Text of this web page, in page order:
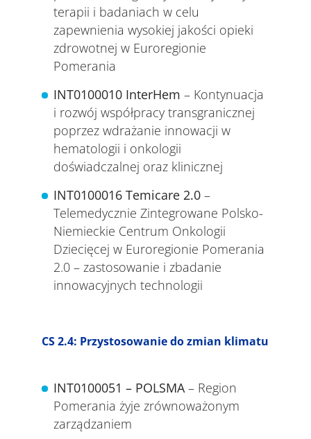
terapii i badaniach w celu
zapewnienia wysokiej jakości opieki
zdrowotnej w Euroregionie
Pomerania
INT0100010 InterHem – Kontynuacja
i rozwój współpracy transgranicznej
poprzez wdrażanie innowacji w
hematologii i onkologii
doświadczalnej oraz klinicznej
INT0100016 Temicare 2.0–
Telemedycznie Zintegrowane Polsko-
Niemieckie Centrum Onkologii
Dziecięcej w Euroregionie Pomerania
2.0 – zastosowanie i zbadanie
innowacyjnych technologii
CS 2.4: Przystosowanie do zmian klimatu
INT0100051 – POLSMA– Region
Pomerania żyje zrównoważonym
zarządzaniem